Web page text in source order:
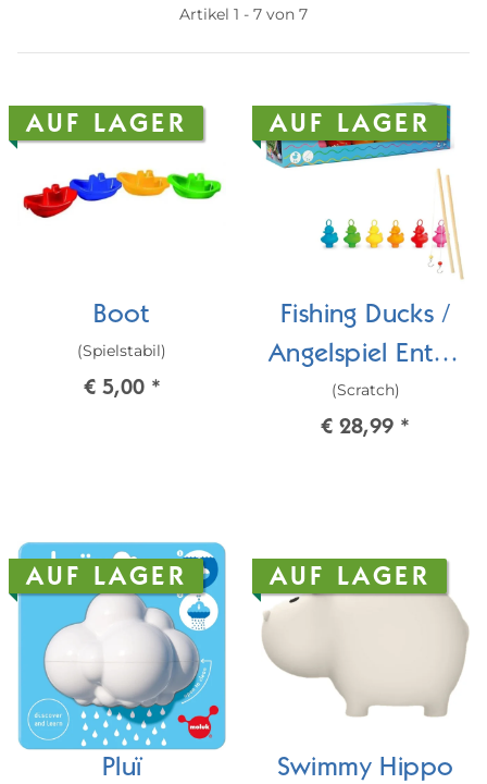
Artikel 1 - 7 von 7
AUF LAGER
Boot
(Spielstabil)
€ 5,00 *
AUF LAGER
Fishing Ducks /
Angelspiel Enten
Regenbogen
(Scratch)
€ 28,99 *
AUF LAGER
Pluï
AUF LAGER
Swimmy Hippo